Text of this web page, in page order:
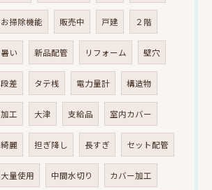
お掃除機能 販売中 戸建 ２階
暑い 新品配管 リフォーム 壁穴
段差 タテ桟 電力量計 構造物
加工 大津 支給品 室内カバー
綺麗 担ぎ降し 長すぎ セット配管
大量使用 中間水切り カバー加工